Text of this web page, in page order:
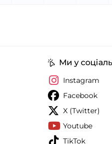
Ми у
Instagram
Facebook
X (Twitter)
Youtube
TikTok